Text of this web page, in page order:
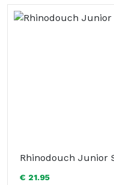
Rhinodouch Junior
€ 21.95